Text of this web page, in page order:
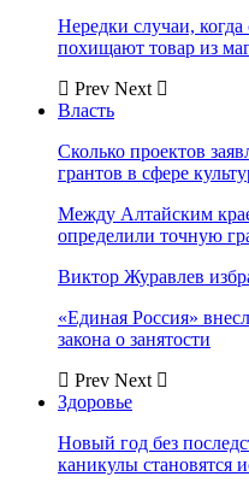
Нередки случаи,
похищают товар из
Prev Next
Власть
Сколько проектов
грантов в сфере
Между Алтайским
определили точную
Виктор Журавлев
«Единая Россия»
закона о занятости
Prev Next
Здоровье
Новый год без
каникулы становятся